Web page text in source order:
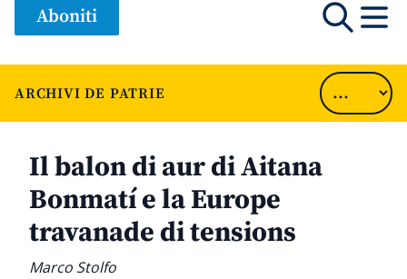
Aboniti
ARCHIVI DE PATRIE
Il balon di aur di Aitana
Bonmatí e la Europe
travanade di tensions
Marco Stolfo